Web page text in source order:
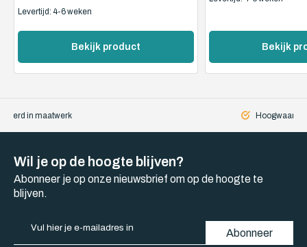
Bekijk product
Levertijd: 4-6 weken
Bekijk
in maatwerk
Wil je op de hoogte blijven?
Abonneer je op onze nieuwsbrief om op de hoogte te
blijven.
Abonneer